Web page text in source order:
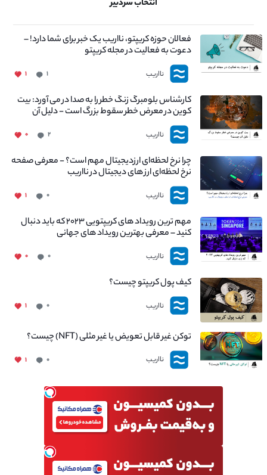
انتخاب سردبیر
فعالان حوزه کریپتو، نااریب یک خبر برای شما دارد! –
دعوت به فعالیت در مجله کریپتو
نااریب ۱ ۱
کارشناس بلومبرگ زنگ خطر را به صدا در می آورد: بیت
کوین در معرض خطر سقوط بزرگ است - دلیل آن
چیست؟
نااریب ۲ ۰
چرا نرخ لحظه‌ای ارزدیجیتال مهم است؟ - معرفی صفحه
نرخ لحظه‌ای ارز های دیجیتال در نااریب
نااریب ۰ ۱
مهم ترین رویداد های کریپتویی ۲۰۲۳ که باید دنبال
کنید – معرفی بهترین رویداد های جهانی
نااریب ۰ ۰
کیف پول کریپتو چیست؟
نااریب ۰ ۱
توکن غیر قابل تعویض یا غیر مثلی (NFT) چیست؟
نااریب ۰ ۱